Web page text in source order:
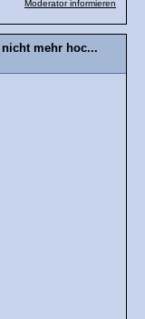
Moderator informieren
mehr hoc...